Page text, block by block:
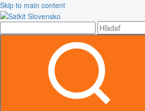
Skip to main content